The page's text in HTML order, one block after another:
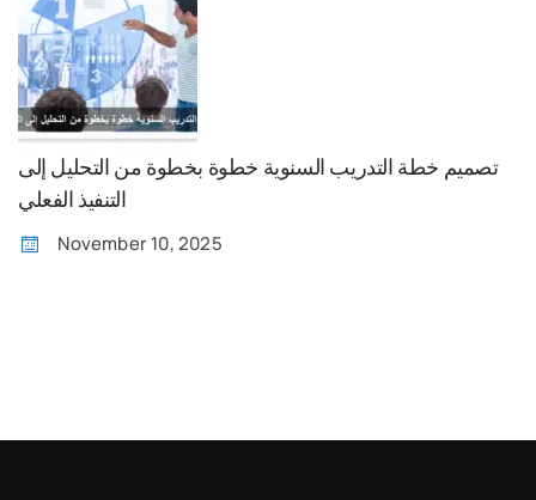
تصميم خطة التدريب السنوية خطوة بخطوة من التحليل إلى
التنفيذ الفعلي
November 10, 2025